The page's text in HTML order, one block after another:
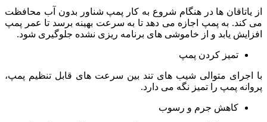
از یاتاقان ها در هنگام شروع به کار پمپ شناور بدون آب محافظت
می کند. به پمپ اجازه می دهد تا به سرعت بهینه برسد تا عمر پمپ
افزایش یابد و از خاموشی های برنامه ریزی نشده جلوگیری شود.
تمیز کردن پمپ
با اجرای متوالی شیب های تند بین سرعت های قابل تنظیم پمپ،
پروانه پمپ را تمیز نگه می دارد.
کاهش جرم و رسوب